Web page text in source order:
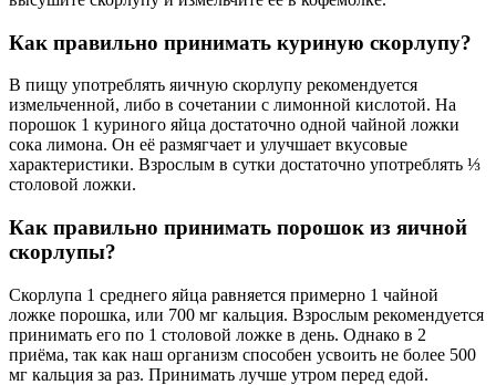
Как правильно принимать куриную скорлупу?
В пищу употреблять яичную скорлупу рекомендуется
измельченной, либо в сочетании с лимонной кислотой. На
порошок 1 куриного яйца достаточно одной чайной ложки
сока лимона. Он её размягчает и улучшает вкусовые
характеристики. Взрослым в сутки достаточно употреблять ⅓
столовой ложки.
Как правильно принимать порошок из яичной
скорлупы?
Скорлупа 1 среднего яйца равняется примерно 1 чайной
ложке порошка, или 700 мг кальция. Взрослым рекомендуется
принимать его по 1 столовой ложке в день. Однако в 2
приёма, так как наш организм способен усвоить не более 500
мг кальция за раз. Принимать лучше утром перед едой.